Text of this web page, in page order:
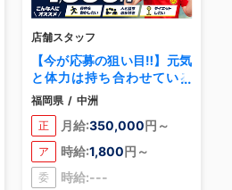
店舗スタッフ
【今が応募の狙い目‼】元気
と体力は持ち合わせている
か！？やる気さえあれば
OK！経験の有無は関係な
し！
福岡県 / 中洲
正
月給:350,000円～
ア 時給:1,800円～
委 時給:---